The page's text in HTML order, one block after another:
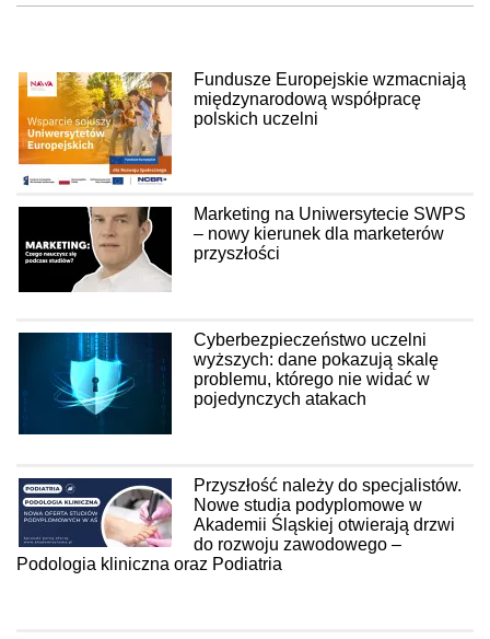
Fundusze Europejskie wzmacniają
międzynarodową współpracę
polskich uczelni
Marketing na Uniwersytecie SWPS
– nowy kierunek dla marketerów
przyszłości
Cyberbezpieczeństwo uczelni
wyższych: dane pokazują skalę
problemu, którego nie widać w
pojedynczych atakach
Przyszłość należy do specjalistów.
Nowe studia podyplomowe w
Akademii Śląskiej otwierają drzwi
do rozwoju zawodowego –
Podologia kliniczna oraz Podiatria